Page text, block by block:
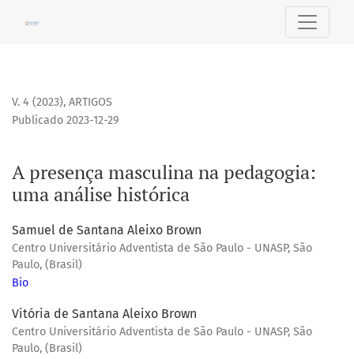
A presença masculina na pedagogia: uma análise histórica
V. 4 (2023), ARTIGOS
A presença masculina na pedagogia:
uma análise histórica
Publicado 2023-12-29
Samuel de Santana Aleixo Brown
Centro Universitário Adventista de São Paulo - UNASP, São
Paulo, (Brasil)
Bio
Vitória de Santana Aleixo Brown
Centro Universitário Adventista de São Paulo - UNASP, São
Paulo, (Brasil)